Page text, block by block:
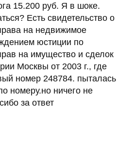
15.200 руб. Я в шоке.
Есть свидетельство о
на недвижимое
юстиции по
на имущество и сделок
Москвы от 2003 г., где
номер 248784. пыталась
номеру.но ничего не
за ответ